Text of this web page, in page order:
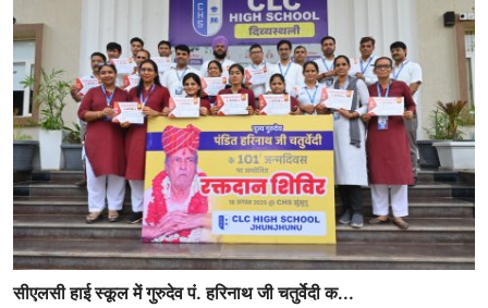
सीएलसी हाई स्कूल में गुरुदेव पं. हरिनाथ जी चतुर्वेदी क...